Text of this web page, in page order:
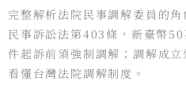
完整解析法院民事調解委員的
民事訴訟法第403條，新臺幣
件起訴前須強制調解；調解成
看懂台灣法院調解制度。